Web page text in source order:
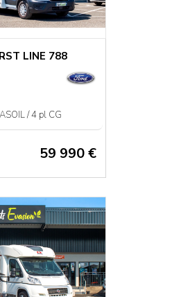
LINE 788
/ 4 pl CG
59 990 €